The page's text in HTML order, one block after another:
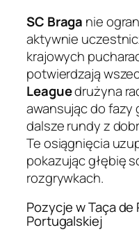
SC Braga nie
aktywnie
krajowych
potwierdzają
Leaguedrużyna
awansując do fazy
dalsze rundy z
Te osiągnięcia
pokazując głębię
rozgrywkach.
Pozycje w Taça de
Portugalskiej